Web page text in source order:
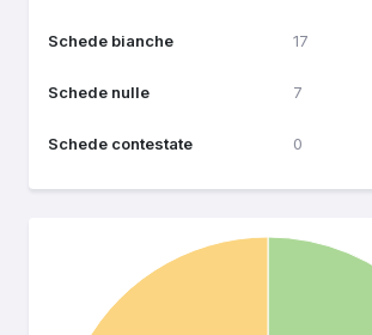
Schede bianche 17
Schede nulle 7
Schede contestate 0